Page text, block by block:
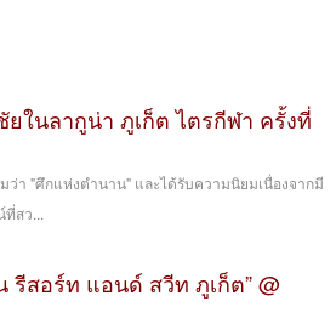
ในลากูน่า ภูเก็ต ไตรกีฬา ครั้งที่
า "ศึกแห่งตำนาน" และได้รับความนิยมเนื่องจากมี
สว...
รีสอร์ท แอนด์ สวีท ภูเก็ต” @